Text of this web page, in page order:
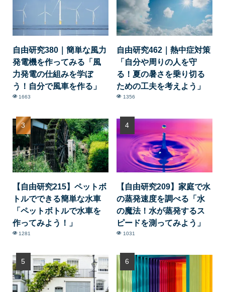
自由研究380｜簡単な風力
発電機を作ってみる「風
力発電の仕組みを学ぼ
う！自分で風車を作る」
1663
自由研究462｜熱中症対策
「自分や周りの人を守
る！夏の暑さを乗り切る
ための工夫を考えよう」
1356
【自由研究215】ペットボ
トルでできる簡単な水車
「ペットボトルで水車を
作ってみよう！」
1281
【自由研究209】家庭で水
の蒸発速度を調べる「水
の魔法！水が蒸発するス
ピードを測ってみよう」
1031